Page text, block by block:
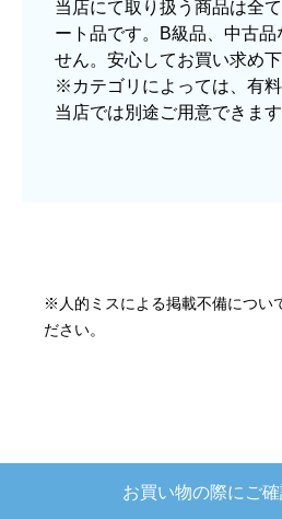
はい
ショップからの連絡や対応は適切
はい
予定の期日までに商品が届きまし
【注文からどのくらいで届き
当店にて取り扱う商品は全
ート品です。B級品、中古品
せん。安心してお買い求め下
※カテゴリによっては、有
当店では別途ご用意できます
※人的ミスによる掲載不備につい
ださい。
お買い物の際にご